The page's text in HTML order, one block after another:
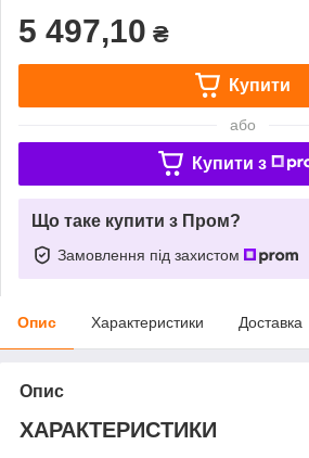
5 497,10 ₴
Купити
або
Купити з
Що таке купити з Пром?
Замовлення під захистом
Опис Характеристики Доставка
Опис
ХАРАКТЕРИСТИКИ